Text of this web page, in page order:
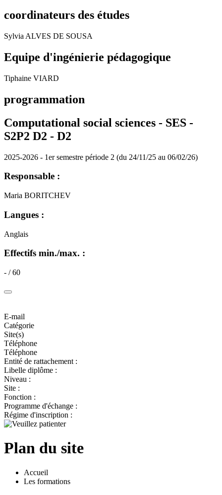
coordinateurs des études
Sylvia ALVES DE SOUSA
Equipe d'ingénierie pédagogique
Tiphaine VIARD
programmation
Computational social sciences - SES -
S2P2 D2 - D2
2025-2026 - 1er semestre période 2 (du 24/11/25 au 06/02/26)
Responsable :
Maria BORITCHEV
Langues :
Anglais
Effectifs min./max. :
- / 60
E-mail
Catégorie
Site(s)
Téléphone
Téléphone
Entité de rattachement :
Libelle diplôme :
Niveau :
Site :
Fonction :
Programme d'échange :
Régime d'inscription :
Plan du site
Accueil
Les formations